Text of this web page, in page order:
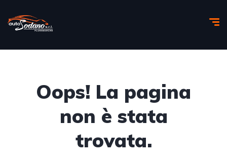
Oops! La pagina
non è stata
trovata.